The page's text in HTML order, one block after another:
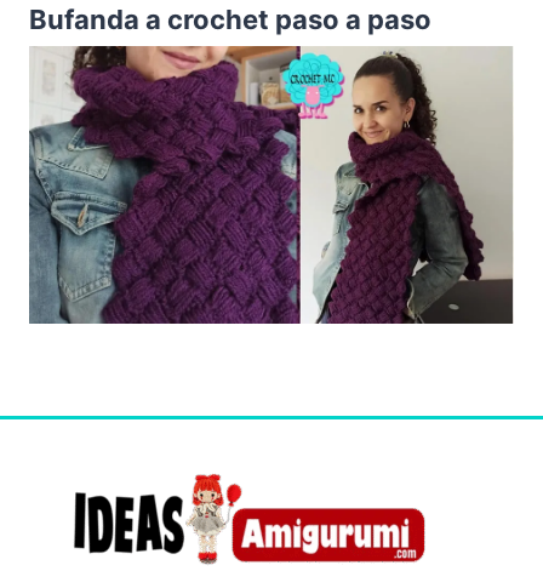
Bufanda a crochet paso a paso